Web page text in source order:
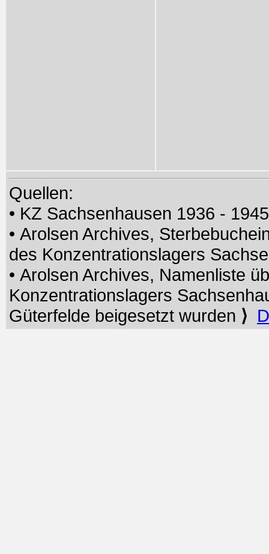
Quellen:
• KZ Sachsenhausen 1936 -
• Arolsen Archives,
des Konzentrationslagers
• Arolsen Archives, Namenliste
Konzentrationslagers
Güterfelde beigesetzt wurden ⟩